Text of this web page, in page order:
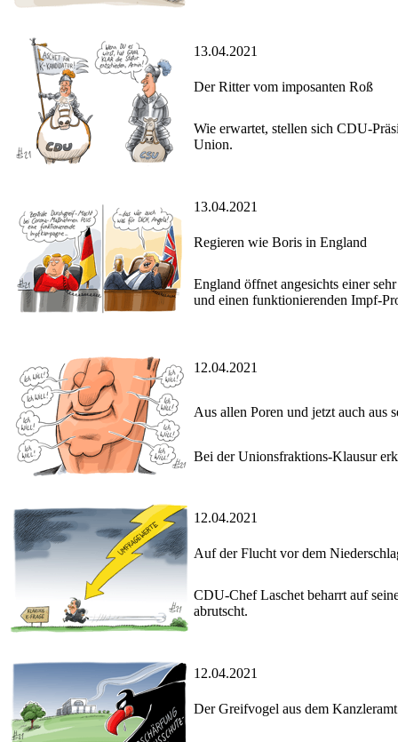
13.04.2021
Der Ritter vom imposanten Roß
Wie erwartet, stellen sich CDU-
Union.
13.04.2021
Regieren wie Boris in England
England öffnet angesichts einer
und einen funktionierenden Impf-
12.04.2021
Aus allen Poren und jetzt auch aus
Bei der Unionsfraktions-Klausur
12.04.2021
Auf der Flucht vor dem
CDU-Chef Laschet beharrt auf
abrutscht.
12.04.2021
Der Greifvogel aus dem Kanzleramt